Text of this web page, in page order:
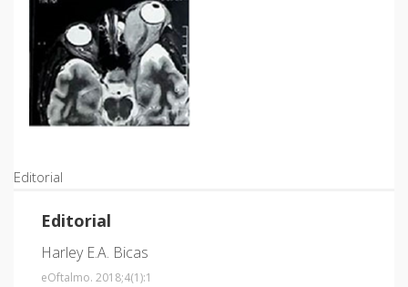
Editorial
Editorial
Harley E.A. Bicas
eOftalmo. 2018;4(1):1